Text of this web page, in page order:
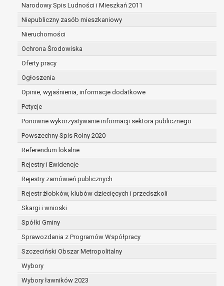
Narodowy Spis Ludności i Mieszkań 2011
Niepubliczny zasób mieszkaniowy
Nieruchomości
Ochrona Środowiska
Oferty pracy
Ogłoszenia
Opinie, wyjaśnienia, informacje dodatkowe
Petycje
Ponowne wykorzystywanie informacji sektora publicznego
Powszechny Spis Rolny 2020
Referendum lokalne
Rejestry i Ewidencje
Rejestry zamówień publicznych
Rejestr żłobków, klubów dziecięcych i przedszkoli
Skargi i wnioski
Spółki Gminy
Sprawozdania z Programów Współpracy
Szczeciński Obszar Metropolitalny
Wybory
Wybory ławników 2023
Pani/Panu:
prawo dostępu do treści danych oraz
otrzymywania ich kopii na podstawie art. 15
RODO;
prawo do żądania sprostowania danych na
w przypadku gdy:
dane są nieprawidłowe lub
niekompletne;
osobowych (tzw. prawo do bycia
zapomnianym) na podstawie art. 17 RODO,
w przypadku gdy:
dane nie są już niezbędne do celów,
sposób przetwarzane,
osoba, której dane dotyczą, wniosła
sprzeciw wobec przetwarzania
osoba, której dane dotyczą wycofała
osobowych, która jest podstawą
przetwarzania danych i nie ma innej
podstawy prawnej przetwarzania
dane osobowe przetwarzane są